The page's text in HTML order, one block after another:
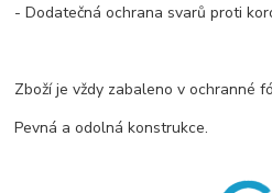
- Dodatečná ochrana svarů proti
Zboží je vždy zabaleno v ochranné
Pevná a odolná konstrukce.